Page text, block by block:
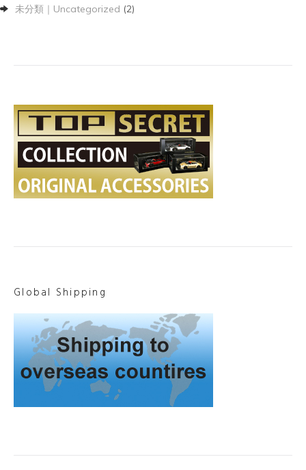
未分類｜Uncategorized (2)
Global Shipping